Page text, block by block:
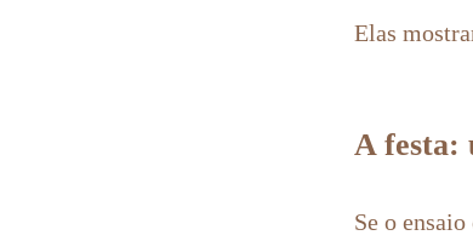
Elas
A festa:
Se o